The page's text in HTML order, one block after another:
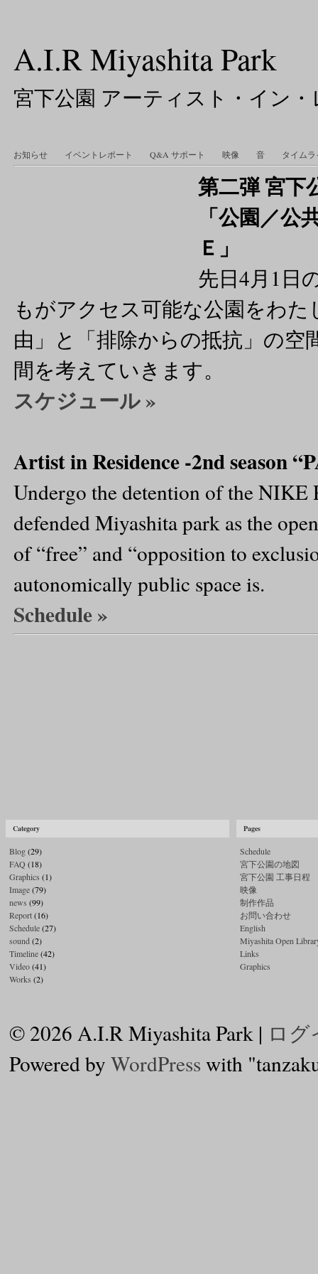
A.I.R Miyashita Park
宮下公園 アーティスト・イン
お知らせ イベントレポート Q&A サポート 映像 音 タイムラ
第二弾 宮下
「公園／公
Ｅ」
先日4月1日
もがアクセス可能な公園をわ
由」と「排除からの抵抗」の
間を考えていきます。
スケジュール »
Artist in Residence ‐2nd season
Undergo the detention of the NIKE
defended Miyashita park as the
of “free” and “opposition to
autonomically public space is.
Schedule »
Category
Blog(29)
FAQ(18)
Graphics (1)
Image(79)
news (99)
Report(16)
Schedule(27)
sound (2)
Timeline(42)
Video(41)
Works (2)
Pages
Schedule
宮下公園の地図
宮下公園 工事日程
映像
制作作品
お問い合わせ
English
Miyashita Open
Links
Graphics
© 2026 A.I.R Miyashita Park | ログ
Powered by WordPress with